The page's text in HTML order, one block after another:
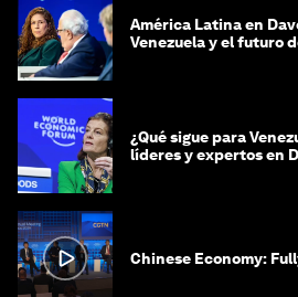
América Latina en
Venezuela y el futuro
¿Qué sigue para
líderes y expertos en
Chinese Economy: